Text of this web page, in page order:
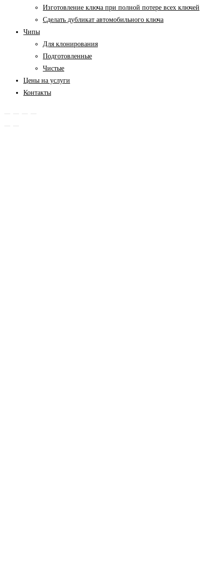
Изготовление ключа при полной потере всех ключей
Cделать дубликат автомобильного ключа
Чипы
Для клонирования
Подготовленные
Чистые
Цены на услуги
Контакты